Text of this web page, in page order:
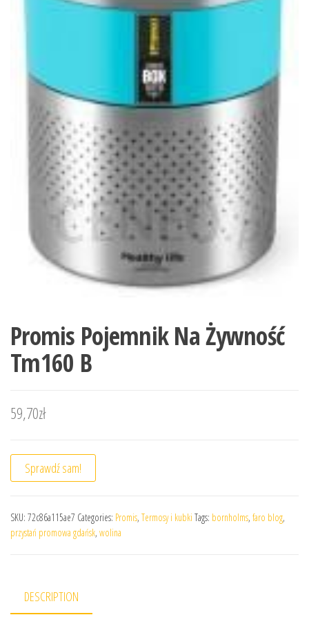
Promis Pojemnik Na Żywność
Tm160 B
59,70zł
Sprawdź sam!
SKU: 72c86a115ae7 Categories: Promis, Termosy i kubki Tags: bornholms, faro blog,
przystań promowa gdańsk, wolina
DESCRIPTION